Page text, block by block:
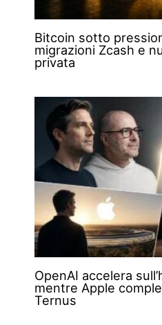
Bitcoin sotto
migrazioni Zcash e
privata
OpenAI accelera
mentre Apple
Ternus